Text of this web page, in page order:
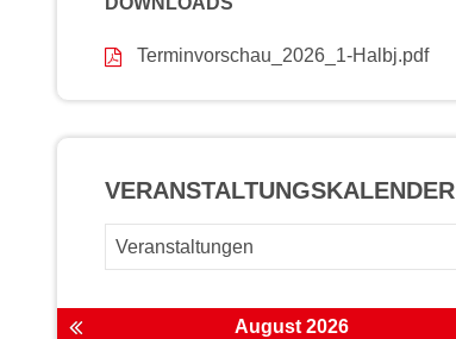
Terminvorschau_2026_1-Halbj.pdf
VERANSTALTUNGS­KALENDER
August 2026